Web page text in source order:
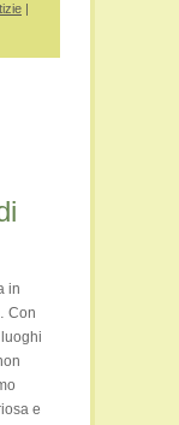
|
in
Con
e